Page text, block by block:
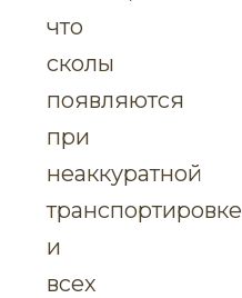
что
сколы
появляются
при
неаккуратной
транспортировке
и
всех